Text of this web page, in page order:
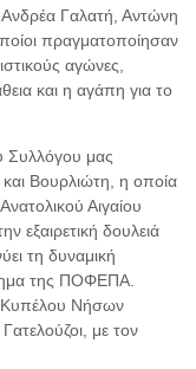
Γαλατή, Αντώνη
πραγματοποίησαν
αγώνες,
και η αγάπη για το
Συλλόγου μας
Βουρλιώτη, η οποία
Αιγαίου
εξαιρετική δουλειά
τη δυναμική
της ΠΟΦΕΠΑ.
Κυπέλου Νήσων
με τον